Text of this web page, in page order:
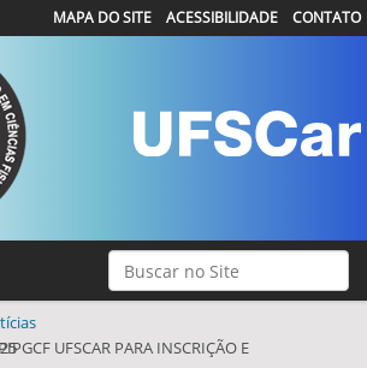
Busca Avançada…
MAPA DO SITE ACESSIBILIDADE CONTATO
2025